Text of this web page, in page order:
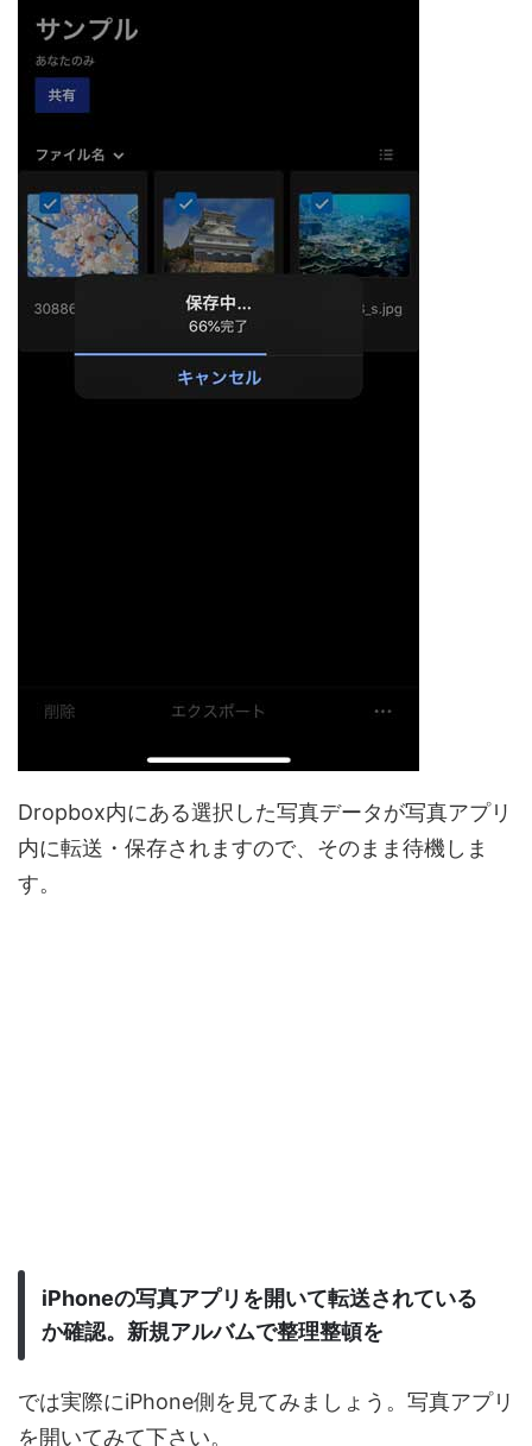
Dropbox内にある選択した写真データが写真アプリ
内に転送・保存されますので、そのまま待機しま
す。
iPhoneの写真アプリを開いて転送されている
か確認。新規アルバムで整理整頓を
では実際にiPhone側を見てみましょう。写真アプリ
を開いてみて下さい。